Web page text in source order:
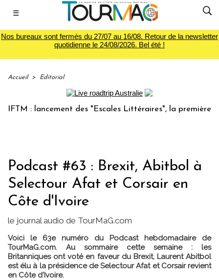
☰
Nos bureaux sont fermés du 27/07 au 16/08. Retour de la newsletter
quotidienne le 24/08/2026. Bel été !
Accueil > Editorial
: lancement des "Escales Littéraires", la première
Podcast #63 : Brexit, Abitbol à
Selectour Afat et Corsair en
Côte d'Ivoire
le journal audio de TourMaG.com
Voici le 63e numéro du Podcast hebdomadaire de
TourMaG.com. Au sommaire cette semaine : les
Britanniques ont voté en faveur du Brexit, Laurent Abitbol
est élu à la présidence de Selectour Afat et Corsair revient
en Côte d'Ivoire.